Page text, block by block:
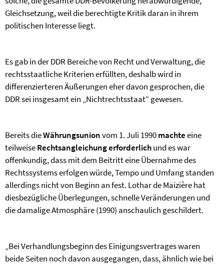
Gleichsetzung, weil die berechtigte Kritik daran in ihrem
politischen Interesse liegt.
Es gab in der DDR Bereiche von Recht und Verwaltung, die
rechtsstaatliche Kriterien erfüllten, deshalb wird in
differenzierteren Äußerungen eher davon gesprochen, die
DDR sei insgesamt ein „Nichtrechtsstaat“ gewesen.
Bereits dieWährungsunionvom 1. Juli 1990machteeine
teilweiseRechtsangleichung erforderlichund es war
offenkundig, dass mit dem Beitritt eine Übernahme des
Rechtssystems erfolgen würde, Tempo und Umfang standen
allerdings nicht von Beginn an fest. Lothar de Maizière hat
diesbezügliche Überlegungen, schnelle Veränderungen und
die damalige Atmosphäre (1990) anschaulich geschildert.
„Bei Verhandlungsbeginn des Einigungsvertrages waren
beide Seiten noch davon ausgegangen, dass, ähnlich wie bei